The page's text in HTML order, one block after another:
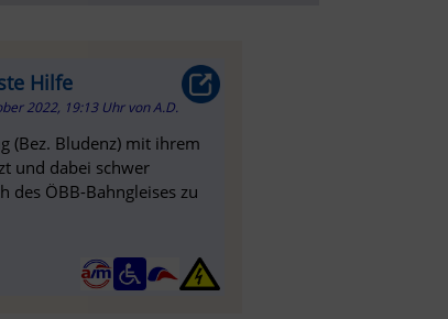
Hilfe
2022, 19:13 Uhr vonA.D.
(Bez. Bludenz) mit ihrem
und dabei schwer
des ÖBB-Bahngleises zu